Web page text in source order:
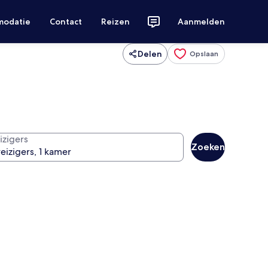
Contact Reizen Aanmelden
Delen Opslaan
Zoeken